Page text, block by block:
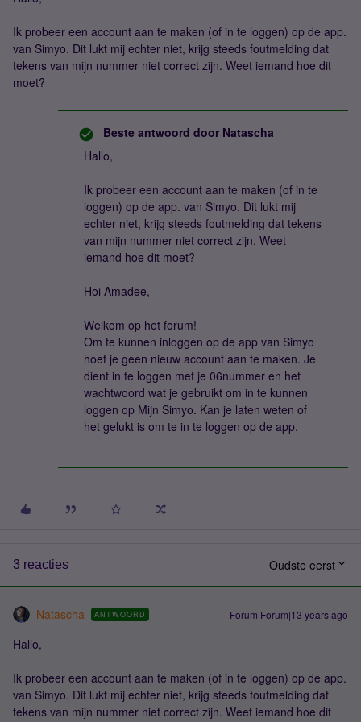
Ik probeer een account aan te maken (of in te loggen) op de app.
van Simyo. Dit lukt mij echter niet, krijg steeds foutmelding dat
tekens van mijn nummer niet correct zijn. Weet iemand hoe dit
moet?
Beste antwoord door Natascha
Hallo,
Ik probeer een account aan te maken (of in te
loggen) op de app. van Simyo. Dit lukt mij
echter niet, krijg steeds foutmelding dat tekens
van mijn nummer niet correct zijn. Weet
iemand hoe dit moet?
Hoi Amadee,
Welkom op het forum!
Om te kunnen inloggen op de app van Simyo
hoef je geen nieuw account aan te maken. Je
dient in te loggen met je 06nummer en het
wachtwoord wat je gebruikt om in te kunnen
loggen op Mijn Simyo. Kan je laten weten of
het gelukt is om te in te loggen op de app.
3 reacties Oudste eerst
Natascha ANTWOORD Forum|Forum|13 years ago
Hallo,
Ik probeer een account aan te maken (of in te loggen) op de app.
van Simyo. Dit lukt mij echter niet, krijg steeds foutmelding dat
tekens van mijn nummer niet correct zijn. Weet iemand hoe dit